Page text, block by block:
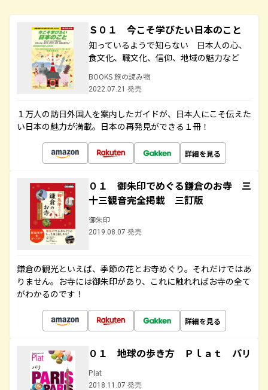
Ｓ０１ 今こそ学びたい日本のこと
知っているようで知らない 日本人の心、
食文化、職文化、信仰、地域の魅力など
BOOKS 旅の読み物
2022.07.21 発売
１万人の訪日外国人を案内したガイドが、日本人にこそ伝えた
い日本の魅力が満載。日本の再発見ができる１冊！
詳細を見る
０１ 御朱印でめぐる鎌倉のお寺 三
十三観音完全掲載 三訂版
御朱印
2019.08.07 発売
鎌倉の観光といえば、季節の花とお寺めぐり。それだけではあ
りません。お寺には御朱印があり、これに触れればお寺の全て
がわかるのです！
詳細を見る
０１ 地球の歩き方 Ｐｌａｔ パリ
Plat
2018.11.07 発売